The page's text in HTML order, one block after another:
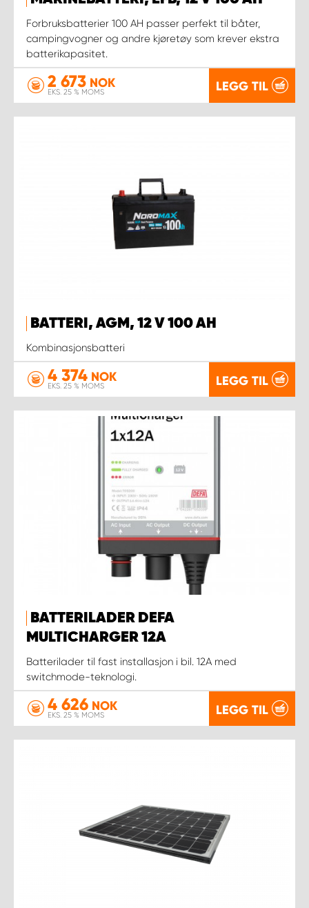
Forbruksbatterier 100 AH passer perfekt til båter,
campingvogner og andre kjøretøy som krever ekstra
batterikapasitet.
2 673 NOK
EKS. 25 % MOMS LEGG TIL
BATTERI, AGM, 12 V 100 AH
Kombinasjonsbatteri
4 374 NOK
EKS. 25 % MOMS LEGG TIL
BATTERILADER DEFA
MULTICHARGER 12A
Batterilader til fast installasjon i bil. 12A med
switchmode-teknologi.
4 626 NOK
EKS. 25 % MOMS LEGG TIL